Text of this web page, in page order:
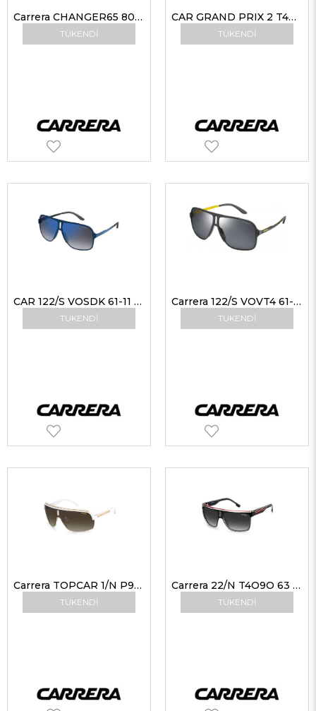
TÜKENDI
Carrera CHANGER65 807HA 67-07 Unisex Güneş Gözlükleri
TÜKENDI
CAR GRAND PRIX 2 T4M9O 64 G Erkek Güneş Gözlükleri
TÜKENDI
CAR 122/S VOSDK 61-11 G Erkek Güneş Gözlükleri
TÜKENDI
Carrera 122/S VOVT4 61-11 Erkek Güneş Gözlükleri
TÜKENDI
Carrera TOPCAR 1/N P9UHA 99 Erkek Güneş Gözlükleri
TÜKENDI
Carrera 22/N T4O9O 63 Erkek Güneş Gözlükleri